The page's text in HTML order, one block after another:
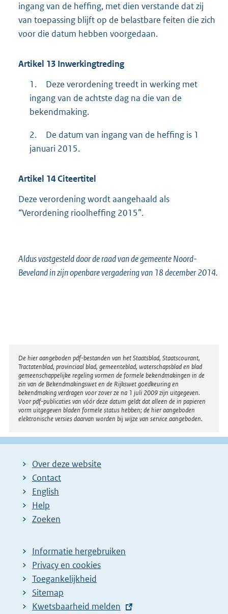
ingang van de heffing, met dien verstande dat zij
van toepassing blijft op de belastbare feiten die zich
voor die datum hebben voorgedaan.
Artikel 13 Inwerkingtreding
1.
Deze verordening treedt in werking met
ingang van de achtste dag na die van de
bekendmaking.
2.
De datum van ingang van de heffing is 1
januari 2015.
Artikel 14Citeertitel
Deze verordening wordt aangehaald als
“Verordening rioolheffing 2015”.
Aldus vastgesteld door de raad van de gemeente Noord-
Beveland in zijn openbare vergadering van 18 december 2014.
Disclaimer
De hier aangeboden pdf-bestanden van het Staatsblad, Staatscourant,
Tractatenblad, provinciaal blad, gemeenteblad, waterschapsblad en blad
gemeenschappelijke regeling vormen de formele bekendmakingen in de
zin van de Bekendmakingswet en de Rijkswet goedkeuring en
bekendmaking verdragen voor zover ze na 1 juli 2009 zijn uitgegeven.
Voor pdf-publicaties van vóór deze datum geldt dat alleen de in papieren
vorm uitgegeven bladen formele status hebben; de hier aangeboden
elektronische versies daarvan worden bij wijze van service aangeboden.
Over deze website
Contact
English
Help
Zoeken
Informatie hergebruiken
Privacy en cookies
Toegankelijkheid
Sitemap
E
Kwetsbaarheid melden